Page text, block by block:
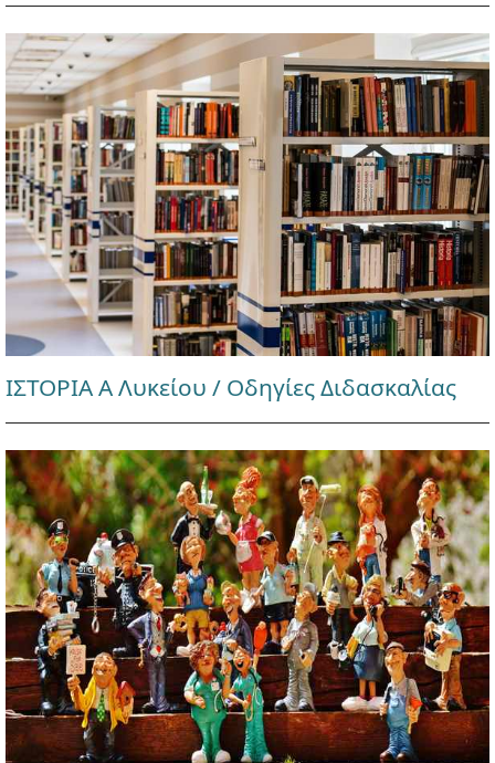
ΙΣΤΟΡΙΑ Α Λυκείου / Οδηγίες Διδασκαλίας